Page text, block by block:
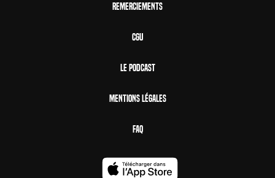
Remerciements
CGU
Le Podcast
Mentions Légales
FAQ